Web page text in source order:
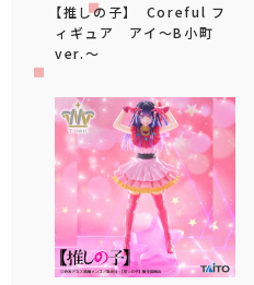
【推しの子】 Coreful フ
ィギュア アイ～B小町
ver.～